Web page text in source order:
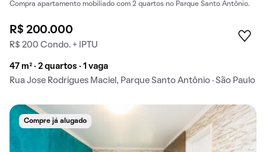
Compra apartamento mobiliado com 2 quartos no Parque Santo Antônio.
R$ 200.000
R$ 200 Condo. + IPTU
47 m² · 2 quartos · 1 vaga
Rua Jose Rodrigues Maciel, Parque Santo Antônio · São Paulo
Compre já alugado